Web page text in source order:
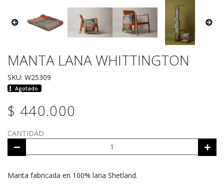
MANTA LANA WHITTINGTON
SKU: W25309
Agotado.
$ 440.000
CANTIDAD
Manta fabricada en 100% lana Shetland.